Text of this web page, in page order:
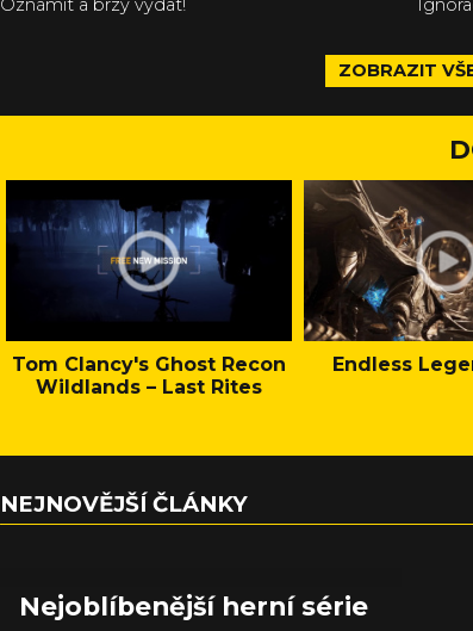
ZOBRAZIT
Tom Clancy's Ghost Recon
Wildlands – Last Rites
Endless
NEJNOVĚJŠÍ ČLÁNKY
Nejoblíbenější herní série